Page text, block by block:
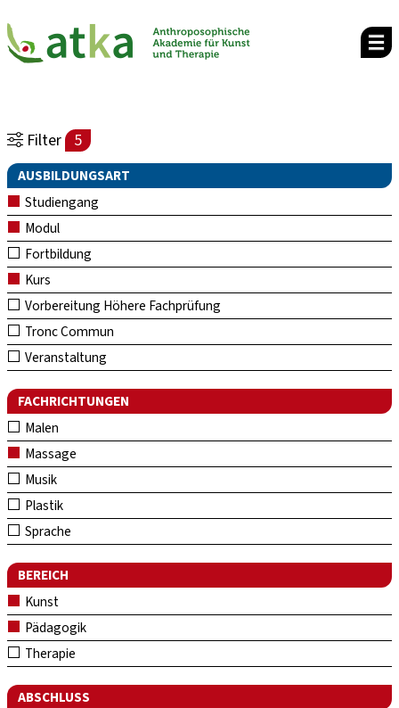
Filter 5
AUSBILDUNGSART
Studiengang
Modul
Fortbildung
Kurs
Vorbereitung Höhere Fachprüfung
Tronc Commun
Veranstaltung
FACHRICHTUNGEN
Malen
Massage
Musik
Plastik
Sprache
BEREICH
Kunst
Pädagogik
Therapie
ABSCHLUSS